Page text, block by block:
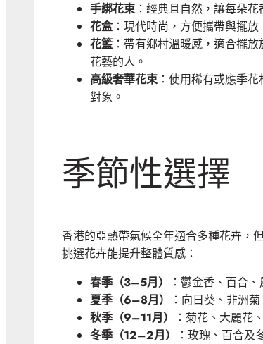
手綁花束：經典且自然，讓每朵
花盒：現代時尚，方便攜帶與擺
花籃 ：帶有鄉村溫暖感，適合擺
花藝的人。
高級奢華花束：使用稀有或應季
對象。
季節性選擇
香港的亞熱帶氣候全年適合多種花卉，
挑選花卉能提升整體質感：
春季（3–5月）
：鬱金香、百合
夏季（6–8月）
：向日葵、非洲
秋季（9–11月）
：菊花、大麗花
冬季（12–2月）
：玫瑰、百合及